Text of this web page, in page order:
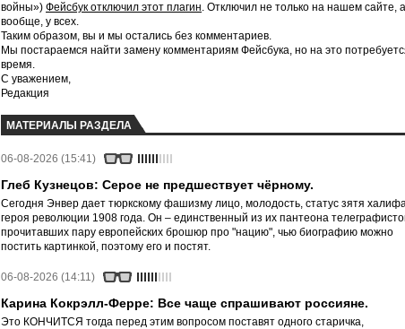
войны») Фейсбук отключил этот плагин. Отключил не только на нашем сайте, а
вообще, у всех.
Таким образом, вы и мы остались без комментариев.
Мы постараемся найти замену комментариям Фейсбука, но на это
время.
С уважением,
Редакция
МАТЕРИАЛЫ РАЗДЕЛА
06-08-2026 (15:41)
Глеб Кузнецов: Серое не предшествует чёрному.
Сегодня Энвер дает тюркскому фашизму лицо, молодость, статус зятя
героя революции 1908 года. Он – единственный из их пантеона
прочитавших пару европейских брошюр про "нацию", чью биографию можно
постить картинкой, поэтому его и постят.
06-08-2026 (14:11)
Карина Кокрэлл-Ферре: Все чаще спрашивают россияне.
Это КОНЧИТСЯ тогда перед этим вопросом поставят одного старичка,